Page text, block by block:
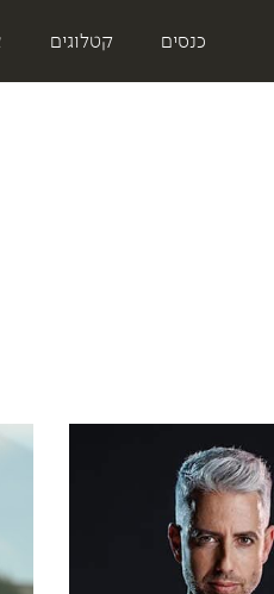
כנסים קטלוגים
המדריך ל-2040
החדשנות
מפסידים